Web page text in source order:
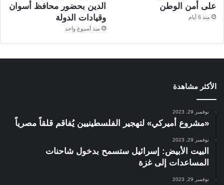
على أمن الوطن
منذ 6 أيام
الدين بحضور محافظ أسوان
وقيادات الدولة
منذ أسبوع واحد
الأكثر مشاهدة
نوفمبر 29, 2023
«مشروع أميركي» لتهجير الفلسطينيين يُفاقم قلقاً مصرياً
نوفمبر 29, 2023
البيت الأبيض: إسرائيل ستسمح بدخول شاحنات
المساعدات إلى غزة
نوفمبر 29, 2023